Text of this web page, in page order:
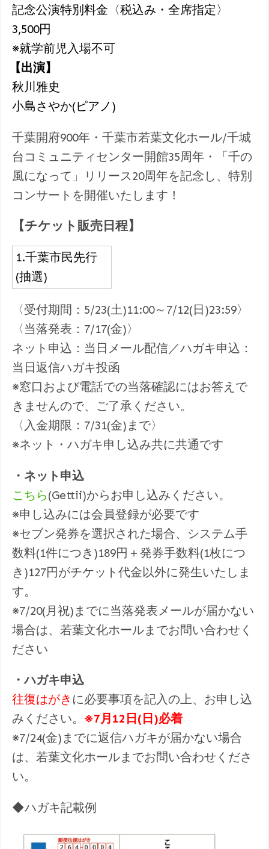
記念公演特別料金〈税込み・全席指定〉
3,500円
※就学前児入場不可
【出演】
秋川雅史
小島さやか(ピアノ)
千葉開府900年・千葉市若葉文化ホール/千城
台コミュニティセンター開館35周年・「千の
風になって」リリース20周年を記念し、特別
コンサートを開催いたします！
【チケット販売日程】
1.千葉市民先行
(抽選)
〈受付期間：5/23(土)11:00～7/12(日)23:59〉
〈当落発表：7/17(金)〉
ネット申込：当日メール配信／ハガキ申込：
当日返信ハガキ投函
※窓口および電話での当落確認にはお答えで
きませんので、ご了承ください。
〈入金期限：7/31(金)まで〉
※ネット・ハガキ申し込み共に共通です
・ネット申込
こちら(Gettii)からお申し込みください。
※申し込みには会員登録が必要です
※セブン発券を選択された場合、システム手
数料(1件につき)189円＋発券手数料(1枚につ
き)127円がチケット代金以外に発生いたしま
す。
※7/20(月祝)までに当落発表メールが届かない
場合は、若葉文化ホールまでお問い合わせく
ださい
・ハガキ申込
往復はがき に必要事項を記入の上、お申し込
みください。 ※7月12日(日)必着
※7/24(金)までに返信ハガキが届かない場合
は、若葉文化ホールまでお問い合わせくださ
い。
◆ハガキ記載例